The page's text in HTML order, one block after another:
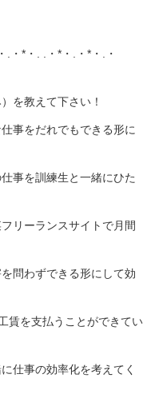
.・*・. .・*・.・*・.・
を教えて下さい！
事をだれでもできる形に
事を訓練生と一緒にひた
リーランスサイトで月間
問わずできる形にして効
賃を支払うことができてい
仕事の効率化を考えてく